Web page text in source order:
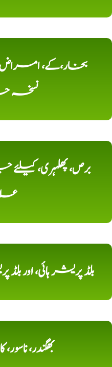
بخار،کے، امراض،
برص، پھلہری،
بلڈ پریشر ہائی، اور
بھگندر،